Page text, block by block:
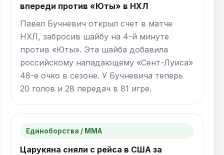
впереди против «Юты» в НХЛ
Павел Бучневич открыл счет в матче
НХЛ, забросив шайбу на 4-й минуте
против «Юты». Эта шайба добавила
российскому нападающему «Сент-Луиса»
48-е очко в сезоне. У Бучневича теперь
20 голов и 28 передач в 81 игре.
Единоборства / ММА
Царукяна сняли с рейса в США за